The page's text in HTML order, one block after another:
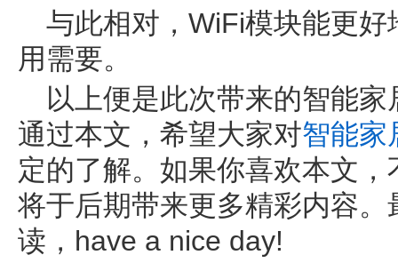
与此相对，WiFi模块能更
用需要。
以上便是此次带来的智能
通过本文，希望大家对智能家
定的了解。如果你喜欢本文
将于后期带来更多精彩内容
读，have a nice day!